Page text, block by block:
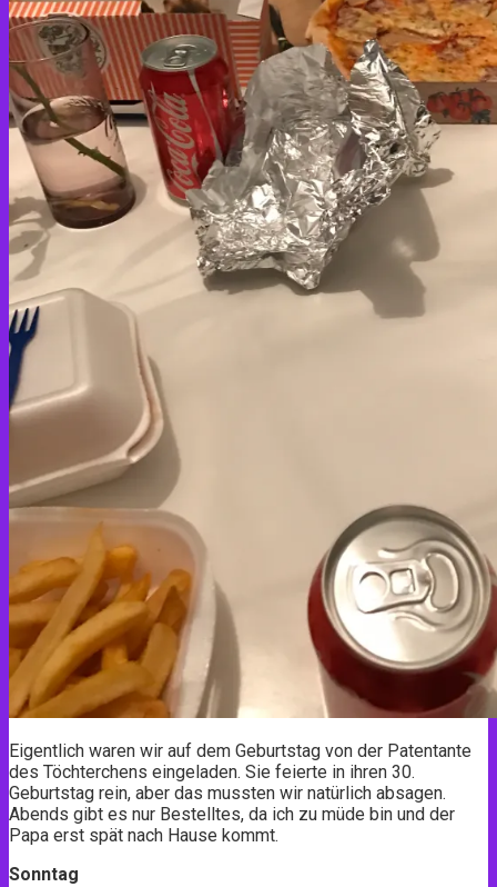
Eigentlich waren wir auf dem Geburtstag von der Patentante
des Töchterchens eingeladen. Sie feierte in ihren 30.
Geburtstag rein, aber das mussten wir natürlich absagen.
Abends gibt es nur Bestelltes, da ich zu müde bin und der
Papa erst spät nach Hause kommt.
Sonntag